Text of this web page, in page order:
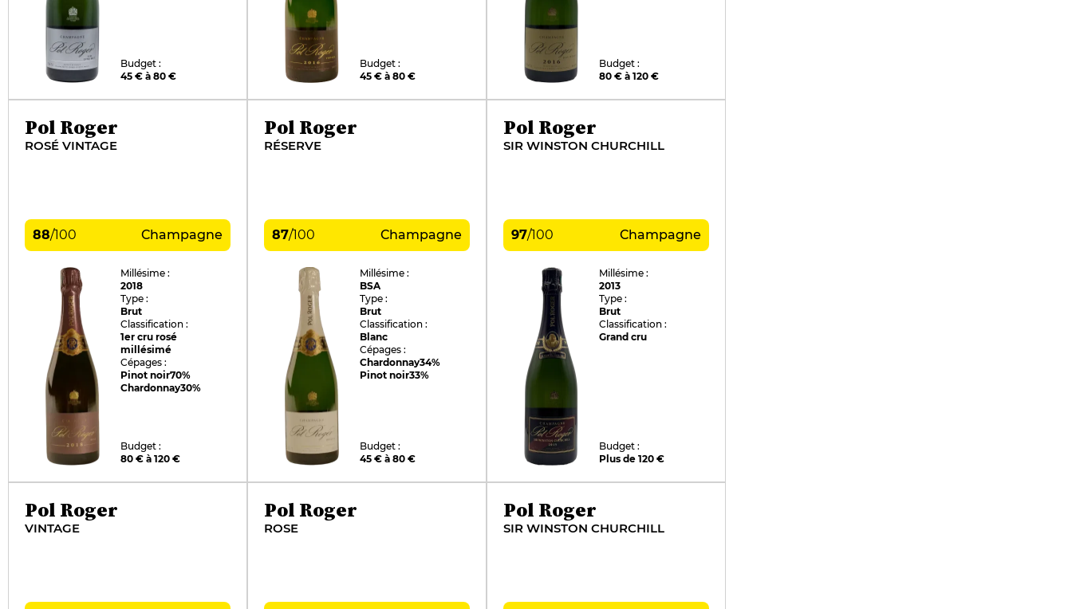
Budget :
45 € à 80 €
Budget :
45 € à 80 €
Budget :
80 € à 120 €
Pol Roger
ROSÉ VINTAGE
88/100 Champagne
Millésime :
2018
Type :
Brut
Classification :
1er cru rosé
millésimé
Cépages :
Pinot noir70%
Chardonnay30%
Budget :
80 € à 120 €
Pol Roger
RÉSERVE
87/100 Champagne
Millésime :
BSA
Type :
Brut
Classification :
Blanc
Cépages :
Chardonnay34%
Pinot noir33%
Budget :
45 € à 80 €
Pol Roger
SIR WINSTON CHURCHILL
97/100 Champagne
Millésime :
2013
Type :
Brut
Classification :
Grand cru
Budget :
Plus de 120 €
Pol Roger
VINTAGE
Pol Roger
ROSE
Pol Roger
SIR WINSTON CHURCHILL